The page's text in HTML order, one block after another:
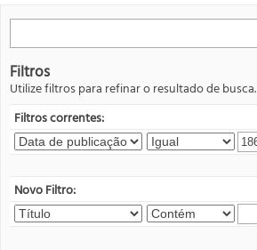
Filtros
Utilize filtros para refinar o resultado de busca.
Filtros correntes:
Novo Filtro: